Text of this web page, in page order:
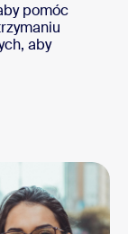
pomóc
aby